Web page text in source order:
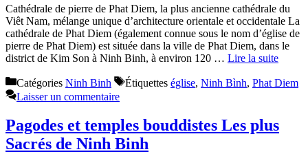
Cathédrale de pierre de Phat Diem, la plus ancienne cathédrale du
Viêt Nam, mélange unique d’architecture orientale et occidentale La
cathédrale de Phat Diem (également connue sous le nom d’église de
pierre de Phat Diem) est située dans la ville de Phat Diem, dans le
district de Kim Son à Ninh Binh, à environ 120 … Lire la suite
Catégories Ninh Binh Étiquettes église, Ninh Bình, Phat Diem
Laisser un commentaire
Pagodes et temples bouddistes Les plus
Sacrés de Ninh Binh